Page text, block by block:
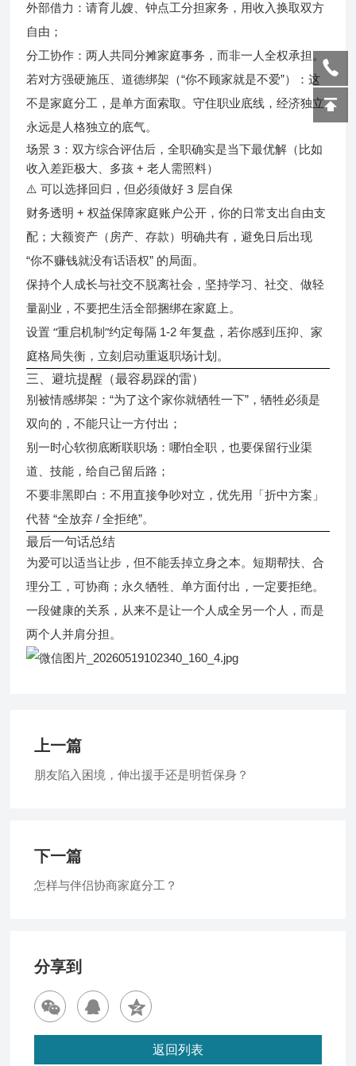
外部借力：请育儿嫂、钟点工分担家务，用收入换取双方
自由；
分工协作：两人共同分摊家庭事务，而非一人全权承担。
若对方强硬施压、道德绑架（“你不顾家就是不爱”）：这
不是家庭分工，是单方面索取。守住职业底线，经济独立
永远是人格独立的底气。
场景 3：双方综合评估后，全职确实是当下最优解（比如
收入差距极大、多孩 + 老人需照料）
⚠️可以选择回归，但必须做好 3 层自保
财务透明 + 权益保障家庭账户公开，你的日常支出自由支
配；大额资产（房产、存款）明确共有，避免日后出现
“你不赚钱就没有话语权” 的局面。
保持个人成长与社交不脱离社会，坚持学习、社交、做轻
量副业，不要把生活全部捆绑在家庭上。
设置 “重启机制”约定每隔 1-2 年复盘，若你感到压抑、家
庭格局失衡，立刻启动重返职场计划。
三、避坑提醒（最容易踩的雷）
别被情感绑架 ：“为了这个家你就牺牲一下”，牺牲必须是
双向的，不能只让一方付出；
别一时心软彻底断联职场：哪怕全职，也要保留行业渠
道、技能，给自己留后路；
不要非黑即白：不用直接争吵对立，优先用「折中方案」
代替 “全放弃 / 全拒绝”。
最后一句话总结
为爱可以适当让步，但不能丢掉立身之本。短期帮扶、合
理分工，可协商；永久牺牲、单方面付出，一定要拒绝。
一段健康的关系，从来不是让一个人成全另一个人，而是
两个人并肩分担。
上一篇
朋友陷入困境，伸出援手还是明哲保身？
下一篇
怎样与伴侣协商家庭分工？
分享到
返回列表